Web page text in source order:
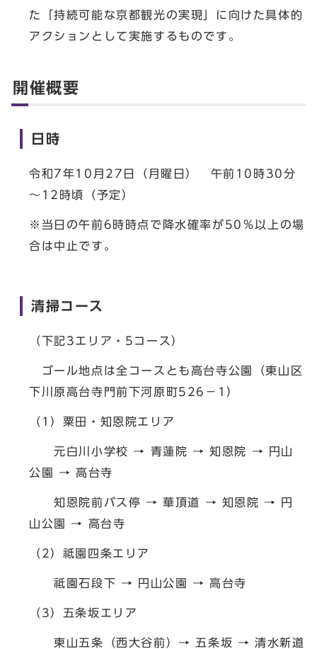
た「持続可能な京都観光の実現」に向けた具体的
アクションとして実施するものです。
開催概要
日時
令和7年10月27日（月曜日） 午前10時30分
～12時頃（予定）
※当日の午前6時時点で降水確率が50％以上の場
合は中止です。
清掃コース
（下記3エリア・5コース）
ゴール地点は全コースとも高台寺公園（東山区
下川原高台寺門前下河原町526－1）
（1）粟田・知恩院エリア
元白川小学校 → 青蓮院 → 知恩院 → 円山
公園 → 高台寺
知恩院前バス停 → 華頂道 → 知恩院 → 円
山公園 → 高台寺
（2）祗園四条エリア
祗園石段下 → 円山公園 → 高台寺
（3）五条坂エリア
東山五条（西大谷前）→ 五条坂 → 清水新道